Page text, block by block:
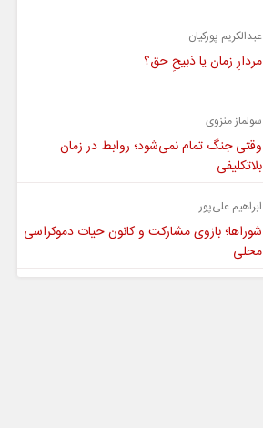
عبدالکریم پورکیان
مردارِ زمان یا ذبیحِ حق؟
سولماز منزوی
وقتی جنگ تمام نمی‌شود؛ روابط در زمان
بلاتکلیفی
ابراهیم علی‌پور
شوراها؛ بازوی مشارکت و کانون حیات دموکراسی
محلی